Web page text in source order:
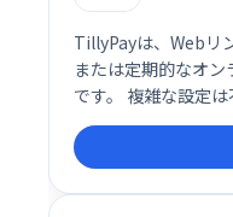
TillyPayは、Webリ
または定期的なオ
です。 複雑な設定
実現します。 顧客
スオーナーは効率的
TillyPayで、よりス
しょう。